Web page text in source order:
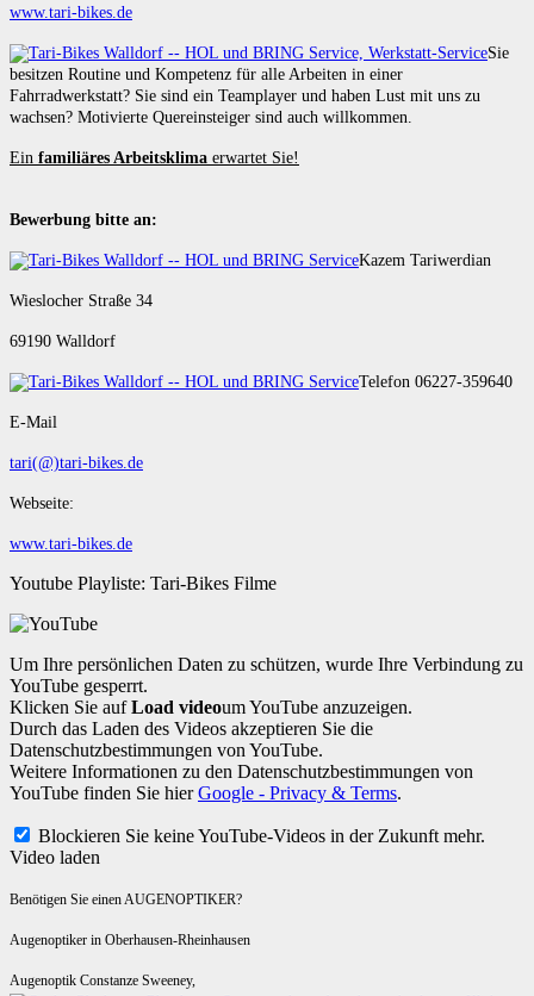
www.tari-bikes.de
Sie
besitzen Routine und Kompetenz für alle Arbeiten in einer
Fahrradwerkstatt? Sie sind ein Teamplayer und haben Lust mit uns zu
wachsen? Motivierte Quereinsteiger sind auch willkommen.
Ein familiäres Arbeitsklima erwartet Sie!
Bewerbung bitte an:
Kazem Tariwerdian
Wieslocher Straße 34
69190 Walldorf
Telefon 06227-359640
E-Mail
tari(@)tari-bikes.de
Webseite:
www.tari-bikes.de
Youtube Playliste: Tari-Bikes Filme
Um Ihre persönlichen Daten zu schützen, wurde Ihre Verbindung zu
YouTube gesperrt.
Klicken Sie aufLoad videoum YouTube anzuzeigen.
Durch das Laden des Videos akzeptieren Sie die
Datenschutzbestimmungen von YouTube.
Weitere Informationen zu den Datenschutzbestimmungen von
YouTube finden Sie hierGoogle - Privacy & Terms.
Blockieren Sie keine YouTube-Videos in der Zukunft mehr.
Video laden
Benötigen Sie einen AUGENOPTIKER?
Augenoptiker in Oberhausen-Rheinhausen
Augenoptik Constanze Sweeney,